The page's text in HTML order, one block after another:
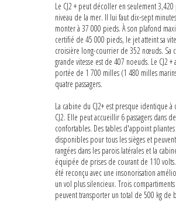
Le CJ2 + peut décoller en seulement 3,420
niveau de la mer. Il lui faut dix-sept
monter à 37 000 pieds. À son plafond
certifié de 45 000 pieds, le jet atteint sa
croisière long-courrier de 352 nœuds. Sa
grande vitesse est de 407 noeuds. Le CJ2 +
portée de 1 700 milles (1 480 milles
quatre passagers.
La cabine du CJ2+ est presque identique à
CJ2. Elle peut accueillir 6 passagers dans
confortables. Des tables d'appoint
disponibles pour tous les sièges et
rangées dans les parois latérales et la
équipée de prises de courant de 110 volts.
été reconçu avec une insonorisation
un vol plus silencieux. Trois compartiments
peuvent transporter un total de 500 kg de